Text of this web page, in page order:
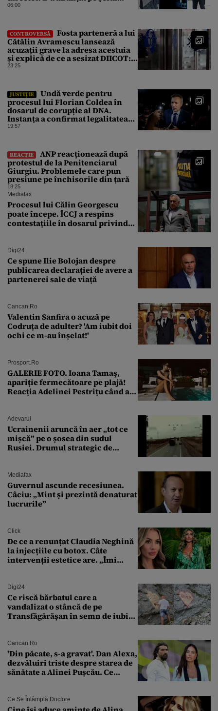
uzinei că i-a adus „subțireanu,
06:00
CONTROVERSĂ
Fosta parteneră a lui
Cătălin Avramescu lansează
acuzații grave la adresa acestuia
și explică de ce a sesizat DIICOT:
„Făcea baie complet dezbrăcat cu
23:25
JUSTIȚIE
Undă verde pentru
procesul lui Florian Coldea în
dosarul de corupție al DNA.
Instanța a confirmat legalitatea
rechizitoriului de la Anticorupție
19:57
REACȚIE
ANP reacționează după
protestul de la Penitenciarul
Giurgiu. Problemele care pun
presiune pe închisorile din țară
18:25
Mediafax
Procesul lui Călin Georgescu
poate începe. ÎCCJ a respins
contestațiile în dosarul privind
Digi24
Ce spune Ilie Bolojan despre
publicarea declarației de avere a
partenerei sale de viață
Cancan.ro
Valentin Sanfira o acuză pe
Codruța de adulter? 'Am iubit doi
ochi ce m-au înșelat!'
Prosport.ro
GALERIE FOTO. Ioana Tamaş,
apariție fermecătoare pe plajă!
Reacția Adelinei Pestrițu când a
Adevarul
Ucrainenii aruncă în aer „tot ce
mișcă” pe o șosea din sudul
Rusiei. Drumul strategic de
Mediafax
Guvernul ascunde recesiunea.
Câciu: „Mint și prezintă denaturat
lucrurile”
Click
De ce a renunțat Claudia Neghină
la injecțiile cu botox. Câte
intervenții estetice are. „Îmi
Digi24
Ce riscă bărbatul care a
vandalizat o stâncă de pe
Transfăgărășan în semn de iubire
Cancan.ro
'Din păcate, s-a gravat'. Dan Alexa,
dezvăluiri triste despre starea de
sănătate a Alinei Pușcău. Ce
Ce Se Întâmplă Doctore